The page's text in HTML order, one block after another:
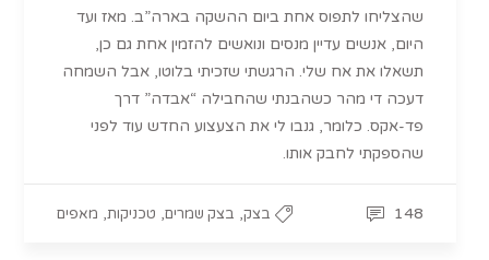
שהצליחו לתפוס אחת ביום ההשקה בארה”ב. מאז ועד
היום, אנשים עדיין מנסים ונואשים להזמין אחת גם כן,
תשאלו את אח שלי. הרגשתי שזכיתי בלוטו, אבל השמחה
דעכה די מהר כשהבנתי שהחבילה “אבדה” דרך
פד-אקס. כלומר, גנבו לי את הצעצוע החדש עוד לפני
שהספקתי לחבק אותו.
בצק, בצק שמרים, טכניקות, מאפים 148